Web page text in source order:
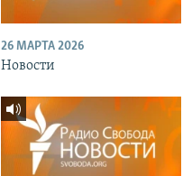
26 МАРТА 2026
Новости